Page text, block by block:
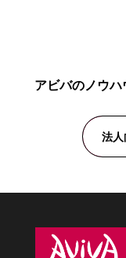
アビバのノウハ
法